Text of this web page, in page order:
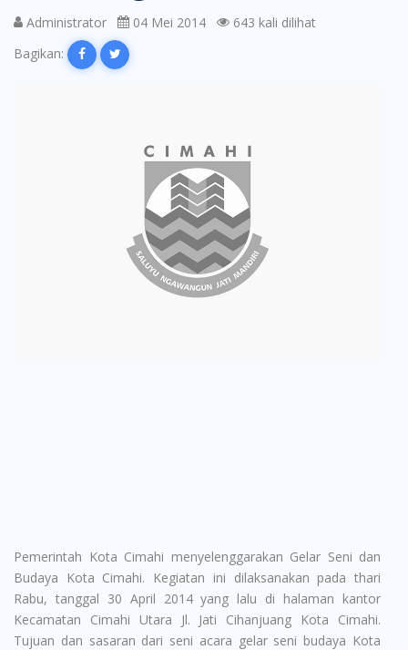
Administrator 04 Mei 2014
643 kali dilihat
Bagikan:
Pemerintah Kota Cimahi menyelenggarakan Gelar Seni dan
Budaya Kota Cimahi. Kegiatan ini dilaksanakan pada thari
Rabu, tanggal 30 April 2014 yang lalu di halaman kantor
Kecamatan Cimahi Utara Jl. Jati Cihanjuang Kota Cimahi.
Tujuan dan sasaran dari seni acara gelar seni budaya Kota